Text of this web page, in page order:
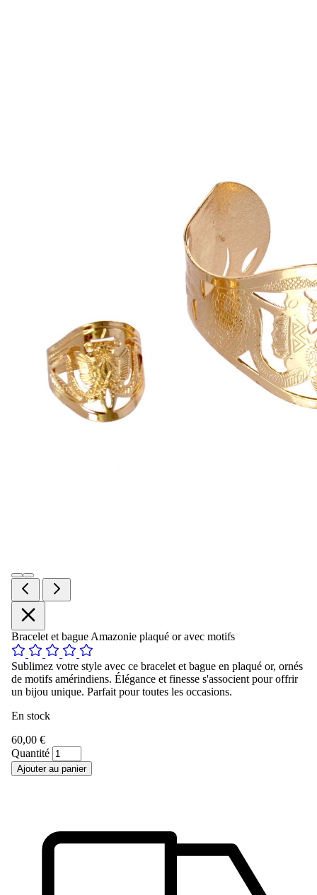
Bracelet et bague Amazonie plaqué or avec motifs
Sublimez votre style avec ce bracelet et bague en plaqué or, ornés
de motifs amérindiens. Élégance et finesse s'associent pour offrir
un bijou unique. Parfait pour toutes les occasions.
En stock
60,00 €
Quantité
Ajouter au panier